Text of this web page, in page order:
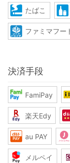
たばこ
ファミマフー
決済手段
FamiPay
楽天Edy
au PAY
メルペイ